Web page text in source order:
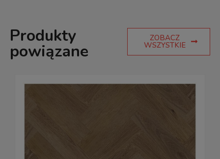
Produkty
powiązane
ZOBACZ
WSZYSTKIE